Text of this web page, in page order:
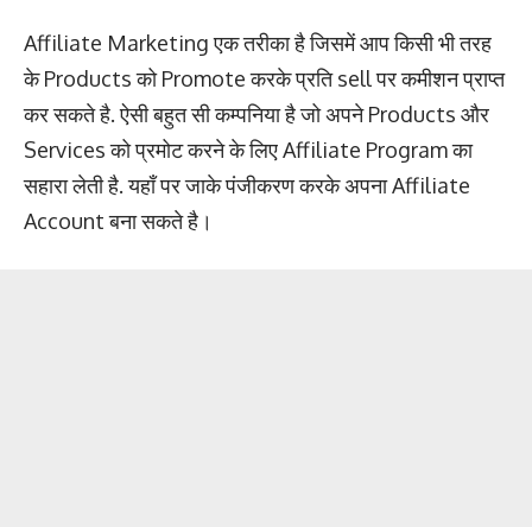
Affiliate Marketing एक तरीका है जिसमें आप किसी भी तरह
के Products को Promote करके प्रति sell पर कमीशन प्राप्त
कर सकते है. ऐसी बहुत सी कम्पनिया है जो अपने Products और
Services को प्रमोट करने के लिए Affiliate Program का
सहारा लेती है. यहाँ पर जाके पंजीकरण करके अपना Affiliate
Account बना सकते है।